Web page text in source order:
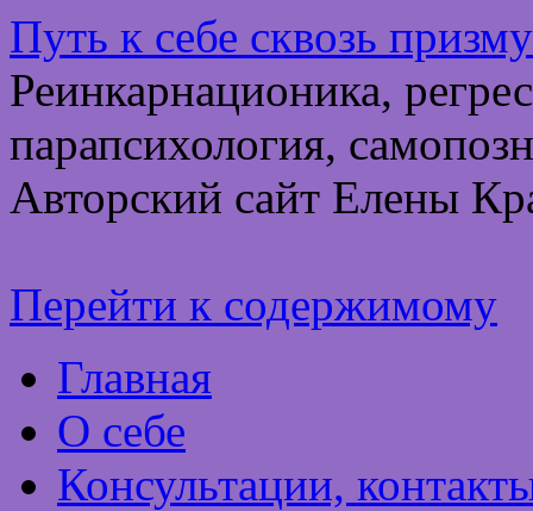
Путь к себе сквозь
Реинкарнационика,
парапсихология,
Авторский сайт Елены
Перейти к содержимому
Главная
О себе
Консультации,